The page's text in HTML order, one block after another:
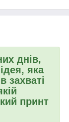
днів,
яка
захваті
принт